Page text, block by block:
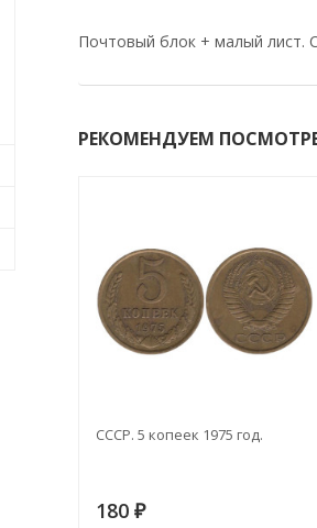
Почтовый блок + малый лист.
РЕКОМЕНДУЕМ
СССР. 5 копеек 1975 год.
180 ₽